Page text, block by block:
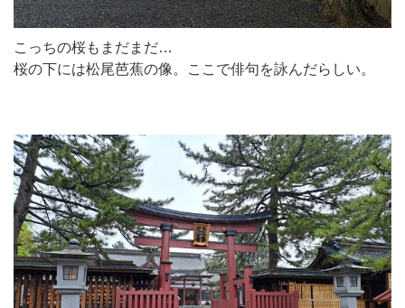
こっちの桜もまだまだ…
桜の下には松尾芭蕉の像。ここで俳句を詠んだらしい。